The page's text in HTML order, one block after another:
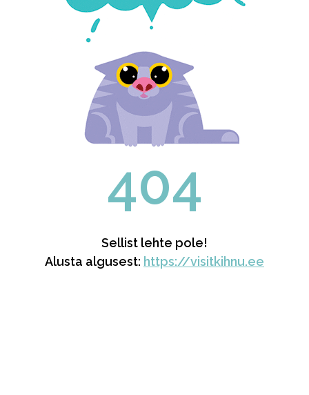
404
Sellist lehte pole!
Alusta algusest: https://visitkihnu.ee